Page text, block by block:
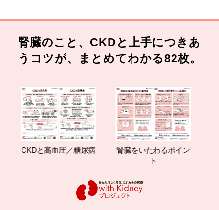
腎臓のこと、CKDと上手につきあ
うコツが、まとめてわかる82枚。
CKDと高血圧／糖尿病
腎臓をいたわるポイン